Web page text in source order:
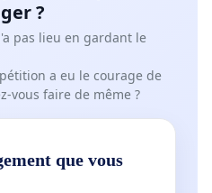
?
pas lieu en gardant le
a eu le courage de
vous faire de même ?
que vous